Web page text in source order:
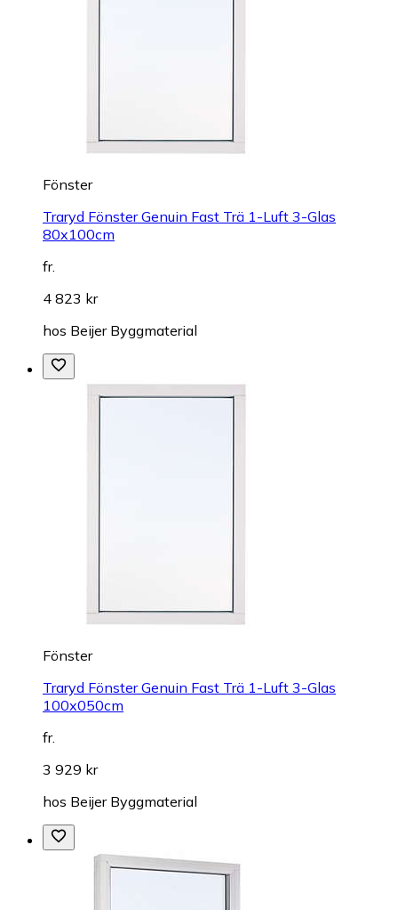
Fönster
Traryd Fönster Genuin Fast Trä 1-Luft 3-Glas
80x100cm
fr.
4 823 kr
hos Beijer Byggmaterial
Fönster
Traryd Fönster Genuin Fast Trä 1-Luft 3-Glas
100x050cm
fr.
3 929 kr
hos Beijer Byggmaterial